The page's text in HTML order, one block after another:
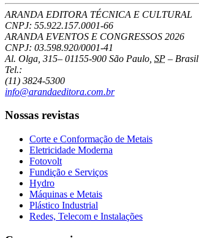
ARANDA EDITORA TÉCNICA E CULTURAL
CNPJ: 55.922.157.0001-66
ARANDA EVENTOS E CONGRESSOS 2026
CNPJ: 03.598.920/0001-41
Al. Olga, 315– 01155-900 São Paulo SP – Brasil
Tel.:
(11) 3824-5300
info@arandaeditora.com.br
Nossas revistas
Corte e Conformação de Metais
Eletricidade Moderna
Fotovolt
Fundição e Serviços
Hydro
Máquinas e Metais
Plástico Industrial
Redes, Telecom e Instalações